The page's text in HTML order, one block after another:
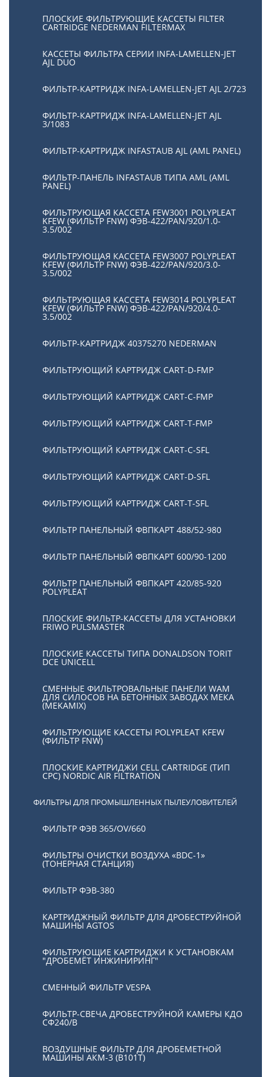
ПЛОСКИЕ ФИЛЬТРУЮЩИЕ КАССЕТЫ FILTER
CARTRIDGE NEDERMAN FILTERMAX
КАССЕТЫ ФИЛЬТРА СЕРИИ INFA-LAMELLEN-JET
AJL DUO
ФИЛЬТР-КАРТРИДЖ INFA-LAMELLEN-JET AJL 2/723
ФИЛЬТР-КАРТРИДЖ INFA-LAMELLEN-JET AJL
3/1083
ФИЛЬТР-КАРТРИДЖ INFASTAUB AJL (AML PANEL)
ФИЛЬТР-ПАНЕЛЬ INFASTAUB ТИПА AML (AML
PANEL)
ФИЛЬТРУЮЩАЯ КАССЕТА FEW3001 POLYPLEAT
KFEW (ФИЛЬТР FNW) ФЭВ-422/PAN/920/1.0-
3.5/002
ФИЛЬТРУЮЩАЯ КАССЕТА FEW3007 POLYPLEAT
KFEW (ФИЛЬТР FNW) ФЭВ-422/PAN/920/3.0-
3.5/002
ФИЛЬТРУЮЩАЯ КАССЕТА FEW3014 POLYPLEAT
KFEW (ФИЛЬТР FNW) ФЭВ-422/PAN/920/4.0-
3.5/002
ФИЛЬТР-КАРТРИДЖ 40375270 NEDERMAN
ФИЛЬТРУЮЩИЙ КАРТРИДЖ CART-D-FMP
ФИЛЬТРУЮЩИЙ КАРТРИДЖ CART-С-FMP
ФИЛЬТРУЮЩИЙ КАРТРИДЖ CART-Т-FMP
ФИЛЬТРУЮЩИЙ КАРТРИДЖ CART-C-SFL
ФИЛЬТРУЮЩИЙ КАРТРИДЖ CART-D-SFL
ФИЛЬТРУЮЩИЙ КАРТРИДЖ CART-T-SFL
ФИЛЬТР ПАНЕЛЬНЫЙ ФВПКАРТ 488/52-980
ФИЛЬТР ПАНЕЛЬНЫЙ ФВПКАРТ 600/90-1200
ФИЛЬТР ПАНЕЛЬНЫЙ ФВПКАРТ 420/85-920
POLYPLEAT
ПЛОСКИЕ ФИЛЬТР-КАССЕТЫ ДЛЯ УСТАНОВКИ
FRIWO PULSMASTER
ПЛОСКИЕ КАССЕТЫ ТИПА DONALDSON TORIT
DCE UNICELL
СМЕННЫЕ ФИЛЬТРОВАЛЬНЫЕ ПАНЕЛИ WAM
ДЛЯ СИЛОСОВ НА БЕТОННЫХ ЗАВОДАХ МЕКА
(MEKAMIX)
ФИЛЬТРУЮЩИЕ КАССЕТЫ POLYPLEAT KFEW
(ФИЛЬТР FNW)
ПЛОСКИЕ КАРТРИДЖИ CELL CARTRIDGE (ТИП
СРС) NORDIC AIR FILTRATION
ФИЛЬТРЫ ДЛЯ ПРОМЫШЛЕННЫХ ПЫЛЕУЛОВИТЕЛЕЙ
ФИЛЬТР ФЭВ 365/OV/660
ФИЛЬТРЫ ОЧИСТКИ ВОЗДУХА «BDC-1»
(ТОНЕРНАЯ СТАНЦИЯ)
ФИЛЬТР ФЭВ-380
КАРТРИДЖНЫЙ ФИЛЬТР ДЛЯ ДРОБЕСТРУЙНОЙ
МАШИНЫ AGTOS
ФИЛЬТРУЮЩИЕ КАРТРИДЖИ К УСТАНОВКАМ
"ДРОБЕМЁТ ИНЖИНИРИНГ"
СМЕННЫЙ ФИЛЬТР VESPA
ФИЛЬТР-СВЕЧА ДРОБЕСТРУЙНОЙ КАМЕРЫ КДО
СФ240/В
ВОЗДУШНЫЕ ФИЛЬТР ДЛЯ ДРОБЕМЕТНОЙ
МАШИНЫ АКМ-3 (В101Т)